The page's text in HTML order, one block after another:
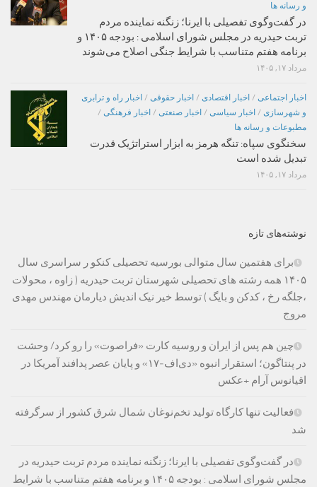
و رسانه ها
در گفت‌وگوی تفصیلی با ایرنا؛ زنگنه نماینده مردم
تربت حیدریه در مجلس شورای اسلامی : بودجه ۱۴۰۵ و
برنامه هفتم متناسب با شرایط جنگی اصلاح می‌شوند
مرداد ۱۷, ۱۴۰۵
اخبار اجتماعی / اخبار اقتصادی / اخبار حقوقی / اخبار راه و ترابری
و شهرسازی / اخبار سیاسی / اخبار صنعتی / اخبار فرهنگی /
مطبوعات و رسانه ها
سخنگوی سپاه: تنگه هرمز به ابزار استراتژیک قدرت
تبدیل شده است
مرداد ۱۷, ۱۴۰۵
نوشته‌های تازه
برای هفتمین سال متوالی بورسیه تحصیلی کنکو ر سراسری سال
۱۴۰۵ همه رشته های تحصیلی شهرستان تربت حیدریه ( زاوه ، محولات
،جلگه رخ ، کدکن و بایگ ) توسط خیر نیک اندیش دیارمان مهندس مهدی
مروج
چین هم پس از ایران و روسیه کارت «فراصوت» را رو کرد/ وحشت
در پنتاگون؛ استقرار انبوه «دی‌اف‑۱۷» و پایان عصر پدافند آمریکا در
اقیانوس آرام +عکس
فعالیت تنها کارگاه تولید تخم‌نوغان شمال شرق کشور از سرگرفته
شد
در گفت‌وگوی تفصیلی با ایرنا؛ زنگنه نماینده مردم تربت حیدریه در
مجلس شورای اسلامی : بودجه ۱۴۰۵ و برنامه هفتم متناسب با شرایط